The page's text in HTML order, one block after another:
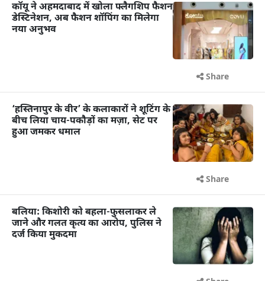
कॉयू ने अहमदाबाद में खोला फ्लैगशिप फैशन
डेस्टिनेशन, अब फैशन शॉपिंग का मिलेगा
नया अनुभव
Share
‘हस्तिनापुर के वीर’ के कलाकारों ने शूटिंग के
बीच लिया चाय-पकौड़ों का मज़ा, सेट पर
हुआ जमकर धमाल
Share
बलिया: किशोरी को बहला-फुसलाकर ले
जाने और गलत कृत्य का आरोप, पुलिस ने
दर्ज किया मुकदमा